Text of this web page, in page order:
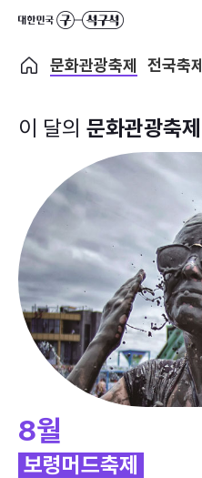
문화관광축제 전국축제
이 달의 문화관광축제
8월
보령머드축제